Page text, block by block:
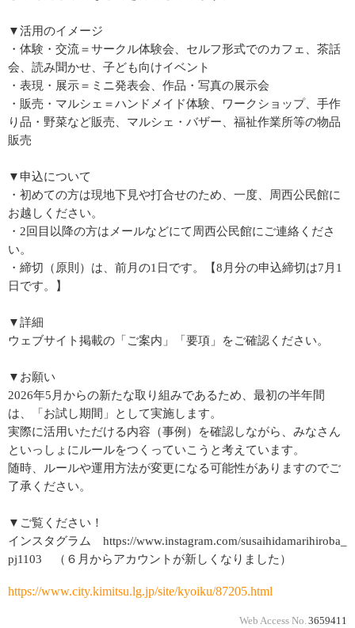
▼活用のイメージ
・体験・交流＝サークル体験会、セルフ形式でのカフェ、茶話
会、読み聞かせ、子ども向けイベント
・表現・展示＝ミニ発表会、作品・写真の展示会
・販売・マルシェ＝ハンドメイド体験、ワークショップ、手作
り品・野菜など販売、マルシェ・バザー、福祉作業所等の物品
販売
▼申込について
・初めての方は現地下見や打合せのため、一度、周西公民館に
お越しください。
・2回目以降の方はメールなどにて周西公民館にご連絡くださ
い。
・締切（原則）は、前月の1日です。【8月分の申込締切は7月1
日です。】
▼詳細
ウェブサイト掲載の「ご案内」「要項」をご確認ください。
▼お願い
2026年5月からの新たな取り組みであるため、最初の半年間
は、「お試し期間」として実施します。
実際に活用いただける内容（事例）を確認しながら、みなさん
といっしょにルールをつくっていこうと考えています。
随時、ルールや運用方法が変更になる可能性がありますのでご
了承ください。
▼ご覧ください！
インスタグラム https://www.instagram.com/susaihidamarihiroba_
pj1103 （６月からアカウントが新しくなりました）
https://www.city.kimitsu.lg.jp/site/kyoiku/87205.html
Web Access No. 3659411